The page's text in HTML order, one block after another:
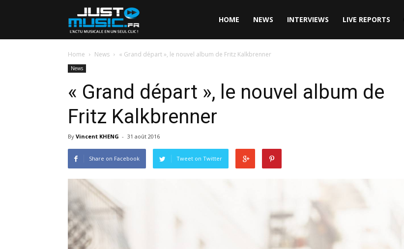
HOME NEWS INTERVIEWS LIVE REPORTS
Home News « Grand départ », le nouvel album de Fritz Kalkbrenner
News
« Grand départ », le nouvel album de
Fritz Kalkbrenner
By Vincent KHENG - 31 août 2016
Share on Facebook Tweet on Twitter